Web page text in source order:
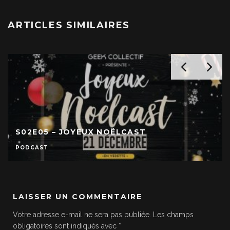
ARTICLES SIMILAIRES
S02E05 – JOYEUX NOËLCAST
PODCAST
LAISSER UN COMMENTAIRE
Votre adresse e-mail ne sera pas publiée. Les champs
obligatoires sont indiqués avec *